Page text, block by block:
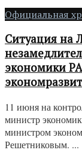
Официальная
Ситуация на
экономики
11 июня на
министр
министром
Решетниковым. ...